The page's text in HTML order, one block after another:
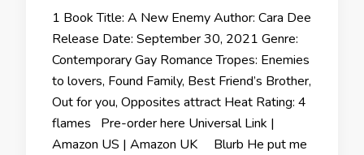
1 Book Title: A New Enemy Author: Cara Dee
Release Date: September 30, 2021 Genre:
Contemporary Gay Romance Tropes: Enemies
to lovers, Found Family, Best Friend’s Brother,
Out for you, Opposites attract Heat Rating: 4
flames Pre-order here Universal Link |
Amazon US | Amazon UK Blurb He put me